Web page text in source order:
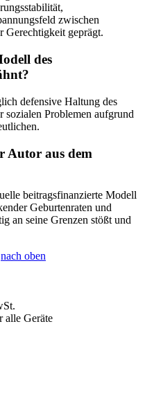
zwischen
Gerechtigkeit geprägt.
des
defensive Haltung des
sozialen Problemen aufgrund
Autor aus dem
beitragsfinanzierte Modell
Geburtenraten und
an seine Grenzen stößt und
nach oben
alle Geräte